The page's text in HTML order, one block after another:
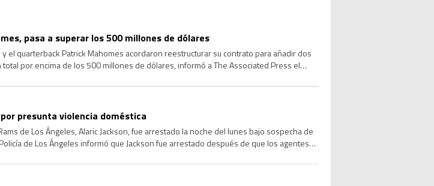
pasa a superar los 500 millones de dólares
y el quarterback Patrick Mahomes acordaron reestructurar su contrato para añadir dos
por encima de los 500 millones de dólares, informó a The Associated Press el
presunta violencia doméstica
de Los Ángeles, Alaric Jackson, fue arrestado la noche del lunes bajo sospecha de
de Los Ángeles informó que Jackson fue arrestado después de que los agentes